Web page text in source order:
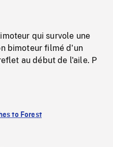
qui survole une
bimoteur filmé d'un
au début de l'aile. P
to Forest